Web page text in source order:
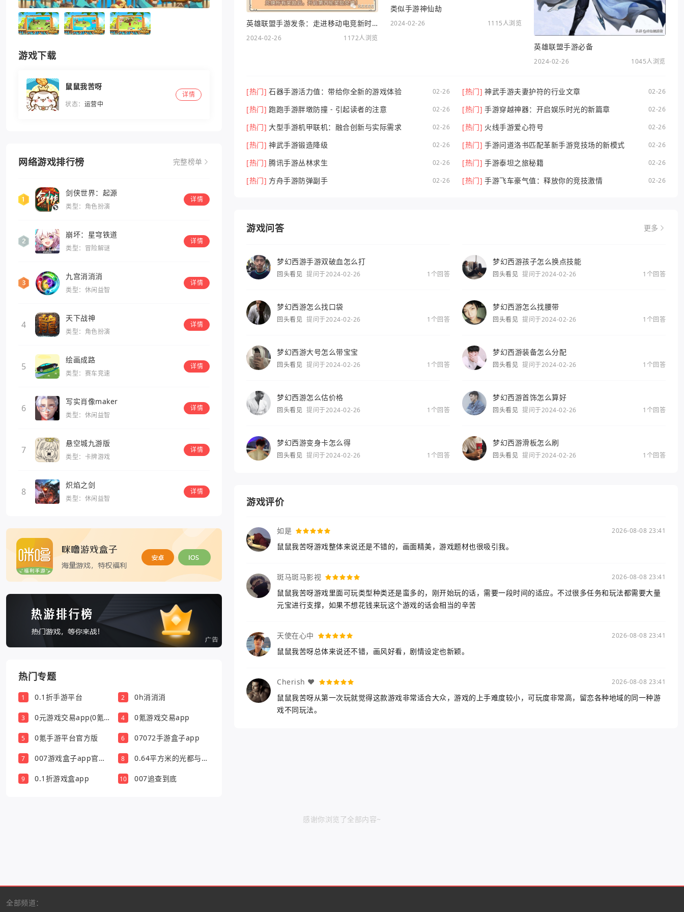
游戏下载
鼠鼠我苦呀
状态： 运营中
详情
网络游戏排行榜 完整榜单
剑侠世界：起源
类型：角色扮演
详情
崩坏：星穹铁道
类型：冒险解谜
详情
九宫消消消
类型：休闲益智
详情
4
天下战神
类型：角色扮演
详情
5
绘画成路
类型：赛车竞速
详情
6
写实肖像maker
类型：休闲益智
详情
7
悬空城九游版
类型：卡牌游戏
详情
8
炽焰之剑
类型：休闲益智
详情
热门专题
1 0.1折手游平台 2 0h消消消
3
0元游戏交易app(0氪
4 0氪游戏交易app
5 0氪手游平台官方版 6 07072手游盒子app
7
007游戏盒子app官方
8
0.64平方米的光都与你
9 0.1折游戏盒app 10 007追查到底
英雄联盟手游发条：走进移动电竞新时代
2024-02-26 1172人浏览
类似手游神仙劫
2024-02-26 1115人浏览
英雄联盟手游必备
2024-02-26 1045人浏览
[热门] 石器手游活力值：带给你全新的游戏体验 02-26 [热门] 神武手游夫妻护符的行业文章 02-26
[热门] 跑跑手游胖墩防撞 - 引起读者的注意 02-26 [热门] 手游穿越神器：开启娱乐时光的新篇章 02-26
[热门] 大型手游机甲联机：融合创新与实际需求 02-26 [热门] 火线手游爱心符号 02-26
[热门] 神武手游锻造降级 02-26 [热门] 手游问道洛书匹配革新手游竞技场的新模式 02-26
[热门] 腾讯手游丛林求生 02-26 [热门] 手游泰坦之旅秘籍 02-26
[热门] 方舟手游防弹副手 02-26 [热门] 手游飞车豪气值：释放你的竞技激情 02-26
游戏问答 更多
梦幻西游手游双破血怎么打
回头看见 提问于2024-02-26 1个回答
梦幻西游孩子怎么换点技能
回头看见 提问于2024-02-26 1个回答
梦幻西游怎么找口袋
回头看见 提问于2024-02-26 1个回答
梦幻西游怎么找腰带
回头看见 提问于2024-02-26 1个回答
梦幻西游大号怎么带宝宝
回头看见 提问于2024-02-26 1个回答
梦幻西游装备怎么分配
回头看见 提问于2024-02-26 1个回答
梦幻西游怎么估价格
回头看见 提问于2024-02-26 1个回答
梦幻西游首饰怎么算好
回头看见 提问于2024-02-26 1个回答
梦幻西游变身卡怎么得
回头看见 提问于2024-02-26 1个回答
梦幻西游滑板怎么刷
回头看见 提问于2024-02-26 1个回答
游戏评价
如是 2026-08-08 23:41
鼠鼠我苦呀游戏整体来说还是不错的，画面精美，游戏题材也很吸引我。
斑马斑马影视 2026-08-08 23:41
鼠鼠我苦呀游戏里面可玩类型种类还是蛮多的，刚开始玩的话，需要一段时间的适应。不过很多任务和玩法都需要大量
元宝进行支撑，如果不想花钱来玩这个游戏的话会相当的辛苦
天使在心中 2026-08-08 23:41
鼠鼠我苦呀总体来说还不错，画风好看，剧情设定也新颖。
Cherish ♥ 2026-08-08 23:41
鼠鼠我苦呀从第一次玩就觉得这款游戏非常适合大众，游戏的上手难度较小，可玩度非常高，留恋各种地域的同一种游
戏不同玩法。
感谢你浏览了全部内容~
全部频道：